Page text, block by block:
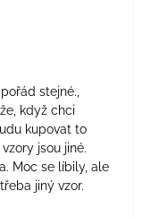
5 hvězdiček.
stejné.,
když chci
kupovat to
jsou jiné.
Moc se líbily, ale
jiný vzor.